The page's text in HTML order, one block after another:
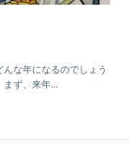
な年になるのでしょう
ず、来年...